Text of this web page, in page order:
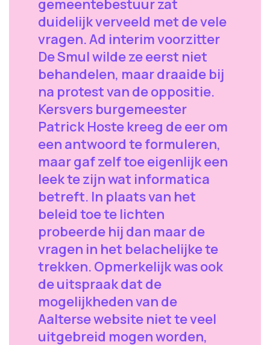
gemeentebestuur zat
duidelijk verveeld met de vele
vragen. Ad interim voorzitter
De Smul wilde ze eerst niet
behandelen, maar draaide bij
na protest van de oppositie.
Kersvers burgemeester
Patrick Hoste kreeg de eer om
een antwoord te formuleren,
maar gaf zelf toe eigenlijk een
leek te zijn wat informatica
betreft. In plaats van het
beleid toe te lichten
probeerde hij dan maar de
vragen in het belachelijke te
trekken. Opmerkelijk was ook
de uitspraak dat de
mogelijkheden van de
Aalterse website niet te veel
uitgebreid mogen worden,